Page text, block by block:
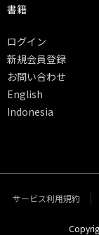
書籍
ログイン
新規会員登録
お問い合わせ
English
Indonesia
サービス利用規約